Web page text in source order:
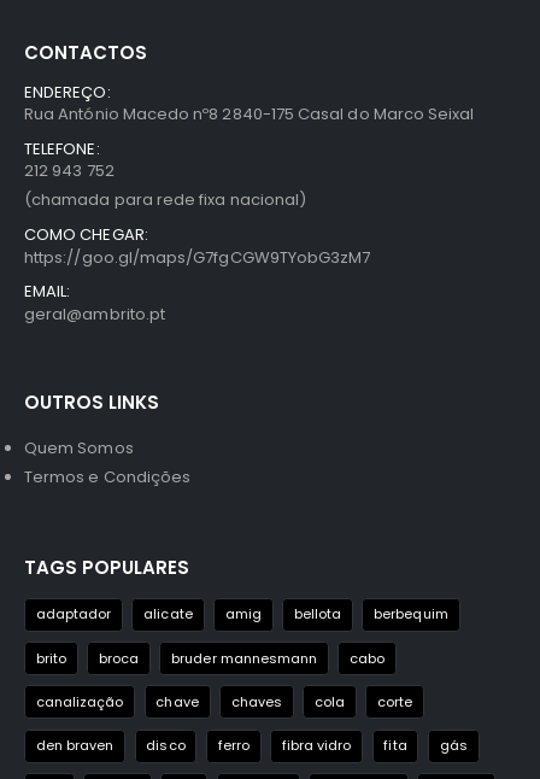
CONTACTOS
ENDEREÇO:
Rua António Macedo nº8 2840-175 Casal do Marco Seixal
TELEFONE:
212 943 752
(chamada para rede fixa nacional)
COMO CHEGAR:
https://goo.gl/maps/G7fgCGW9TYobG3zM7
EMAIL:
geral@ambrito.pt
OUTROS LINKS
Quem Somos
Termos e Condições
TAGS POPULARES
adaptador alicate amig bellota berbequim
brito broca bruder mannesmann cabo
canalização chave chaves cola corte
den braven disco ferro fibra vidro fita gás